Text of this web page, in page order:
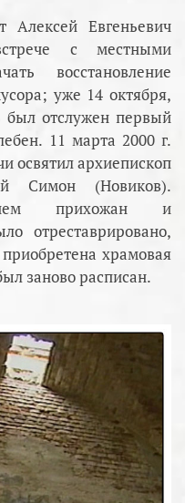
Алексей Евгеньевич
с местными
восстановление
уже 14 октября,
был отслужен первый
11 марта 2000 г.
освятил архиепископ
Симон (Новиков).
прихожан и
отреставрировано,
храмовая
заново расписан.